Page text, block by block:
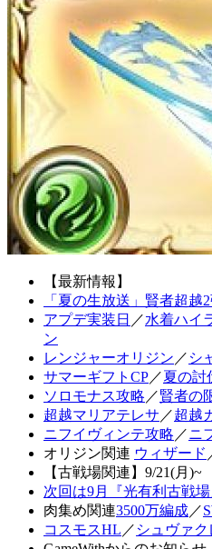
【最新情報】
「夏の生放送」賢者超越
アプデ実装日 ／水着ハイ
ン
レンジャーオリジン ／ シ
サマーギフトCP／夏の討
ソロモナス攻略 ／賢者の
超越マリアテレサ ／超越
ニフイヴィンテ攻略 ／ニ
オリジン関連 ウィザード
【古戦場関連】9/21(月)~
次回は9月『光有利古戦場
肉集め関連3500万編成／
コスモスHL ／ シュヴァク